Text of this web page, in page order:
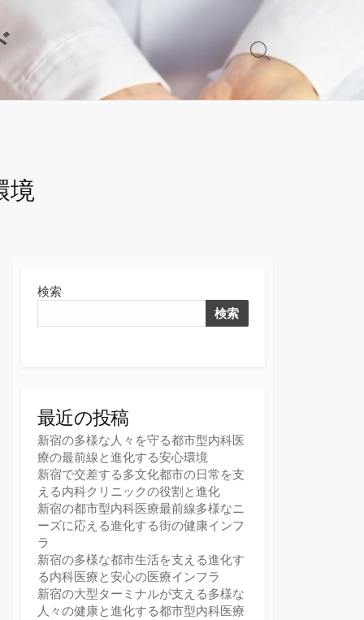
検
境
検索
検索
最近の投稿
新宿の多様な人々を守る都市型内科医
療の最前線と進化する安心環境
新宿で交差する多文化都市の日常を支
える内科クリニックの役割と進化
新宿の都市型内科医療最前線多様なニ
ーズに応える進化する街の健康インフ
ラ
新宿の多様な都市生活を支える進化す
る内科医療と安心の医療インフラ
新宿の大型ターミナルが支える多様な
人々の健康と進化する都市型内科医療